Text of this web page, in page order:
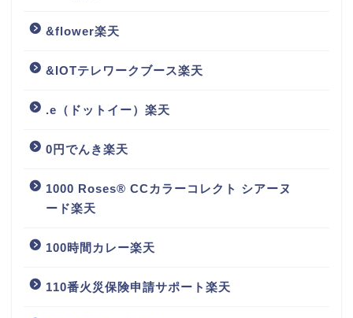
&flower楽天
&IOTテレワークブース楽天
.e（ドットイー）楽天
0円でんき楽天
1000 Roses® CCカラーコレクト シアーヌ
ード楽天
100時間カレー楽天
110番火災保険申請サポート楽天